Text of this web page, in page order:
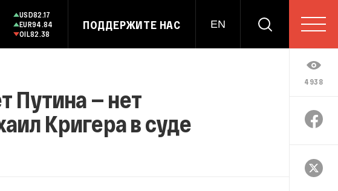
USD82.17
EUR94.84
OIL82.38
ПОДДЕРЖИТЕ НАС EN
4938
Путина — нет
Кригера в суде